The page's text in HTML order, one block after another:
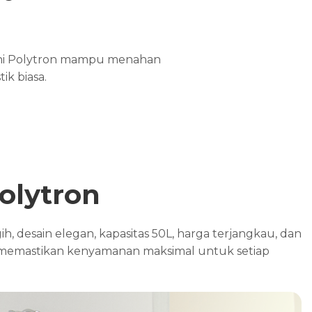
Polytron mampu menahan
biasa.
elegan, kapasitas 50L, harga terjangkau, dan
kenyamanan maksimal untuk setiap